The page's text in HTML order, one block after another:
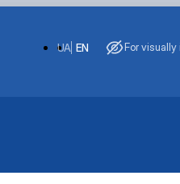
EN
UA For visually